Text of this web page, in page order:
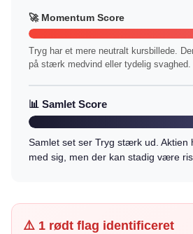
🚀 Momentum Score
Tryg har et mere neutralt kursbillede.
på stærk medvind eller tydelig svaghed.
📊 Samlet Score
Samlet set ser Tryg stærk ud. Aktien
med sig, men der kan stadig være
⚠️ 1 rødt flag identificeret